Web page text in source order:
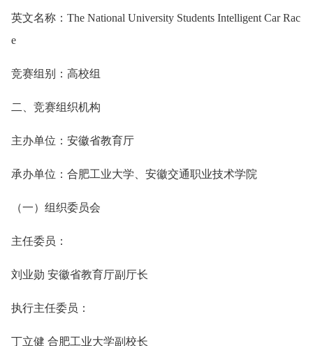
英文名称：The National University Students Intelligent Car Rac
e
竞赛组别：高校组
二、竞赛组织机构
主办单位：安徽省教育厅
承办单位：合肥工业大学、安徽交通职业技术学院
（一）组织委员会
主任委员：
刘业勋 安徽省教育厅副厅长
执行主任委员：
丁立健 合肥工业大学副校长